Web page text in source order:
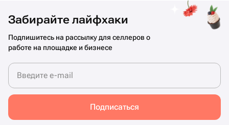
Забирайте лайфхаки
Подпишитесь на рассылку для селлеров о
работе на площадке и бизнесе
Введите e-mail
Подписаться